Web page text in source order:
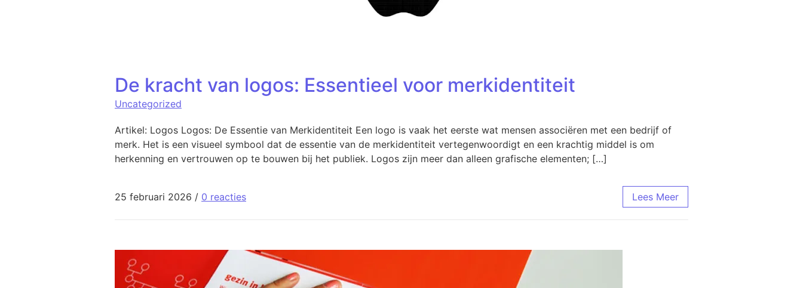
De kracht van logos: Essentieel voor merkidentiteit
Uncategorized
Artikel: Logos Logos: De Essentie van Merkidentiteit Een logo is vaak het eerste wat mensen associëren met een bedrijf of
merk. Het is een visueel symbool dat de essentie van de merkidentiteit vertegenwoordigt en een krachtig middel is om
herkenning en vertrouwen op te bouwen bij het publiek. Logos zijn meer dan alleen grafische elementen; […]
25 februari 2026 / 0 reacties Lees Meer